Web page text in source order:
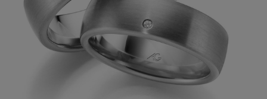
Kundenmeinungen
Kontakt